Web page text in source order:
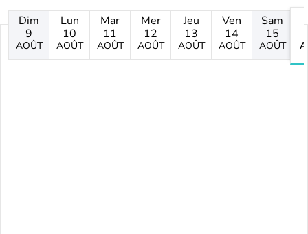
Dim
9
AOÛT
Lun
10
AOÛT
Mar
11
AOÛT
Mer
12
AOÛT
Jeu
13
AOÛT
Ven
14
AOÛT
Sam
15
AOÛT